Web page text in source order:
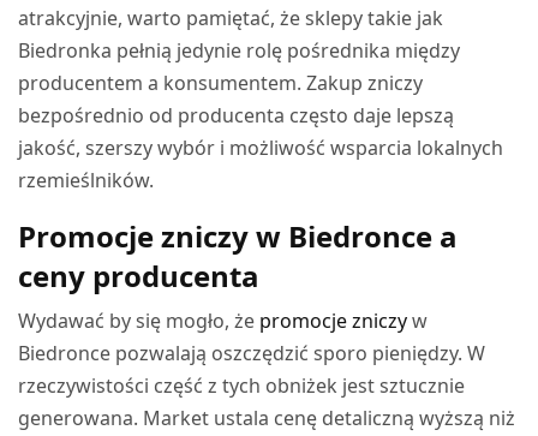
atrakcyjnie, warto pamiętać, że sklepy takie jak
Biedronka pełnią jedynie rolę pośrednika między
producentem a konsumentem. Zakup zniczy
bezpośrednio od producenta często daje lepszą
jakość, szerszy wybór i możliwość wsparcia lokalnych
rzemieślników.
Promocje zniczy w Biedronce a
ceny producenta
Wydawać by się mogło, że promocje zniczyw
Biedronce pozwalają oszczędzić sporo pieniędzy. W
rzeczywistości część z tych obniżek jest sztucznie
generowana. Market ustala cenę detaliczną wyższą niż